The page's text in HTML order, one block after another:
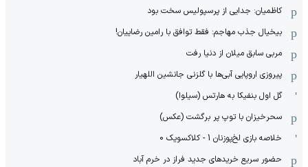
کاظمیان: جدایی از پرسپولیس سخت بود
بیخیال جذب مهاجم: فقط توافق با رامین رضاییان!
مربی سابق میلان از دنیا رفت
پیروزی اروپایی آبی‌ها با گلزنی جانشین اللهیار
گل اول بنفیکا به هارتس (سیلوا)
سحرخیزان با توپ پر برگشت (عکس)
خلاصه بازی لخ‌پوزنان 1 - کلاکسویک 0
حضور سریع خریدهای جدید فراز در خرم آباد